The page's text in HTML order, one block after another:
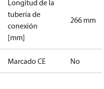
Longitud de la
tubería de
conexión
[mm]
266 mm
Marcado CE No